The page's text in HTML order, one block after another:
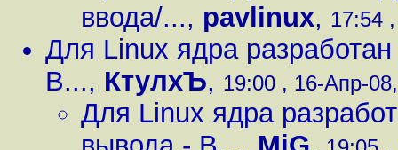
ввода/..., pavlinux, 17:54
Для Linux ядра
B..., КтулхЪ, 19:00 , 16-Апр-
Для Linux ядра